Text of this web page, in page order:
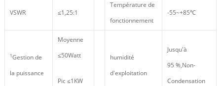
VSWR ≤1,25:1
Température de
fonctionnement
-55~+85℃
1Gestion de
la puissance
Moyenne
≤50Watt
Pic ≤1KW
humidité
d'exploitation
Jusqu'à
95 %,Non-
Condensation